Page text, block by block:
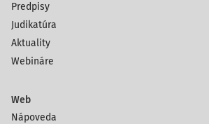
Predpisy
Judikatúra
Aktuality
Webináre
Web
Nápoveda